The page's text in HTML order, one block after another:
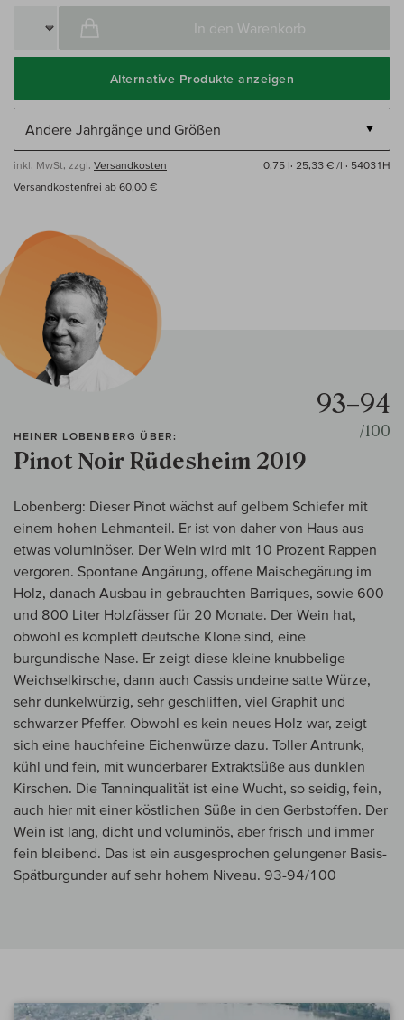
In den Warenkorb
Alternative Produkte anzeigen
inkl. MwSt, zzgl. Versandkosten 0,75 l· 25,33 € /l · 54031H
Versandkostenfrei ab 60,00 €
HEINER LOBENBERG ÜBER:
Pinot Noir Rüdesheim 2019
93–94
/100
Lobenberg: Dieser Pinot wächst auf gelbem Schiefer mit
einem hohen Lehmanteil. Er ist von daher von Haus aus
etwas voluminöser. Der Wein wird mit 10 Prozent Rappen
vergoren. Spontane Angärung, offene Maischegärung im
Holz, danach Ausbau in gebrauchten Barriques, sowie 600
und 800 Liter Holzfässer für 20 Monate. Der Wein hat,
obwohl es komplett deutsche Klone sind, eine
burgundische Nase. Er zeigt diese kleine knubbelige
Weichselkirsche, dann auch Cassis undeine satte Würze,
sehr dunkelwürzig, sehr geschliffen, viel Graphit und
schwarzer Pfeffer. Obwohl es kein neues Holz war, zeigt
sich eine hauchfeine Eichenwürze dazu. Toller Antrunk,
kühl und fein, mit wunderbarer Extraktsüße aus dunklen
Kirschen. Die Tanninqualität ist eine Wucht, so seidig, fein,
auch hier mit einer köstlichen Süße in den Gerbstoffen. Der
Wein ist lang, dicht und voluminös, aber frisch und immer
fein bleibend. Das ist ein ausgesprochen gelungener Basis-
Spätburgunder auf sehr hohem Niveau. 93-94/100